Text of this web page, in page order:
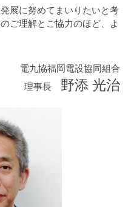
展に努めてまいりたいと考
ご理解とご協力のほど、よ
電九協福岡電設協同組合
理事長 野添 光治